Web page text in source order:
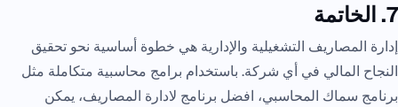
7. الخاتمة
إدارة المصاريف التشغيلية والإدارية هي خطوة أساسية نحو تحقيق
النجاح المالي في أي شركة. باستخدام برامج محاسبية متكاملة مثل
برنامج سماك المحاسبي، افضل برنامج لادارة المصاريف، يمكن